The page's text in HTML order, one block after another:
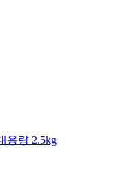
용량 2.5kg